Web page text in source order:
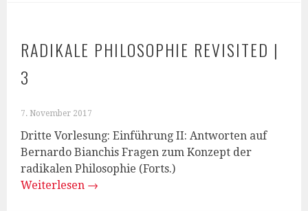
RADIKALE PHILOSOPHIE REVISITED |
3
7. November 2017
Dritte Vorlesung: Einführung II: Antworten auf
Bernardo Bianchis Fragen zum Konzept der
radikalen Philosophie (Forts.)
Weiterlesen →